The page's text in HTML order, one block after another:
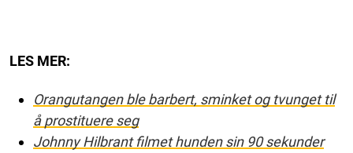
LES MER:
Orangutangen ble barbert, sminket og tvunget til
å prostituere seg
Johnny Hilbrant filmet hunden sin 90 sekunder